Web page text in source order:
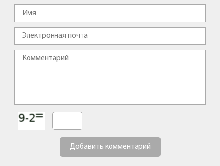
Добавить комментарий